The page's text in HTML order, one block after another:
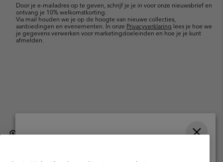
Door je e-mailadres op te geven, schrijf je je in voor onze nieuwsbrief en
ontvang je 10% welkomstkorting.
Via mail houden we je op de hoogte van nieuwe collecties,
aanbiedingen en evenementen. In onze Privacyverklaring lees je hoe we
je gegevens verwerken voor marketingdoeleinden en hoe je je kunt
afmelden.
België (Nederlands) | English ›| français ›